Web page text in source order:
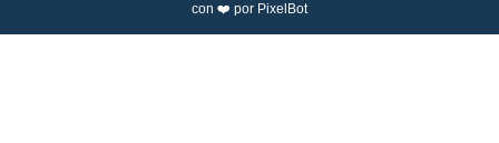
con ❤️ por PixelBot